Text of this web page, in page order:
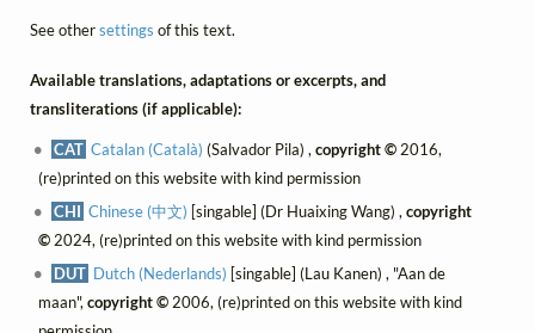
See othersettings of this text.
Available translations, adaptations or excerpts, and
transliterations (if applicable):
CAT Catalan (Català) (Salvador Pila) ,copyright ©2016,
(re)printed on this website with kind permission
CHI Chinese (中文) [singable] (Dr Huaixing Wang) ,copyright
©2024, (re)printed on this website with kind permission
DUT Dutch (Nederlands) [singable] (Lau Kanen) , "Aan de
maan",copyright ©2006, (re)printed on this website with kind